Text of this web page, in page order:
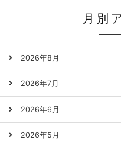
月別
2026年8月
2026年7月
2026年6月
2026年5月